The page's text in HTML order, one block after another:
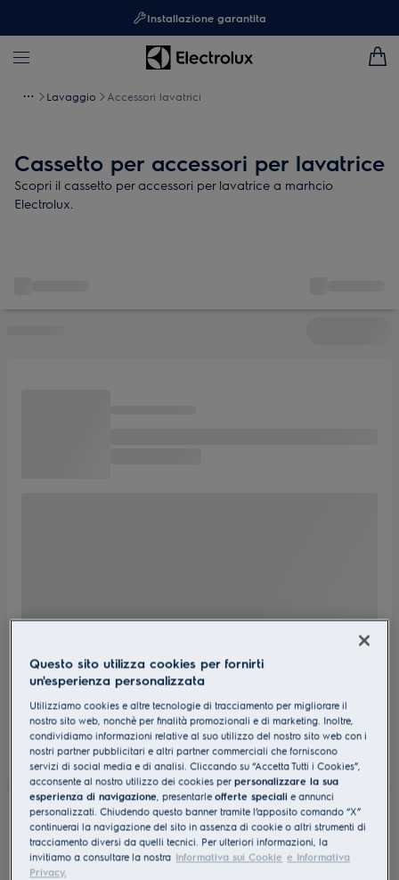
Installazione garantita
Lavaggio Accessori lavatrici
Cassetto per accessori per lavatrice
Scopri il cassetto per accessori per lavatrice a marhcio
Electrolux.
Questo sito utilizza cookies per fornirti
un'esperienza personalizzata
Utilizziamo cookies e altre tecnologie di tracciamento per migliorare il
nostro sito web, nonchè per finalità promozionali e di marketing. Inoltre,
condividiamo informazioni relative al suo utilizzo del nostro sito web con i
nostri partner pubblicitari e altri partner commerciali che forniscono
servizi di social media e di analisi. Cliccando su “Accetta Tutti i Cookies”,
acconsente al nostro utilizzo dei cookies perpersonalizzare la sua
esperienza di navigazione, presentarleofferte speciali e annunci
personalizzati. Chiudendo questo banner tramite l’apposito comando “X”
continuerai la navigazione del sito in assenza di cookie o altri strumenti di
tracciamento diversi da quelli tecnici. Per ulteriori informazioni, la
invitiamo a consultare la nostra Informativa sui Cookie e Informativa
Privacy.